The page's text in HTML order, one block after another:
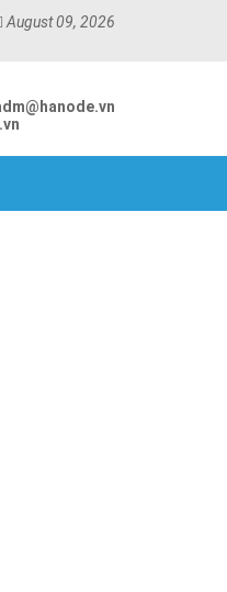
August 09, 2026